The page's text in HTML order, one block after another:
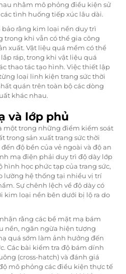
nhằm mô phỏng điều kiện sử
tình huống tiếp xúc lâu dài.
rằng kim loại nền duy trì
trong khi vẫn có thể gia công
xuất. Vật liệu quá mềm có thể
ráp, trong khi vật liệu quá
thao tác tạo hình. Việc thiết lập
loại linh kiện trang sức thời
quán trên toàn bộ các dòng
khác nhau.
và lớp phủ
một trong những điểm kiểm soát
trong sản xuất trang sức thời
độ bền của vẻ ngoài và độ an
mạ điện phải duy trì độ dày lớp
học phức tạp của trang sức,
lường hệ thống tại nhiều vị trí
Sự chênh lệch về độ dày có
kim loại nền bên dưới bị lộ ra do
rằng các bề mặt mạ bám
nền, ngăn ngừa hiện tượng
quá sớm làm ảnh hưởng đến
Các bài kiểm tra độ bám dính
(cross-hatch) và đánh giá
mô phỏng các điều kiện thực tế